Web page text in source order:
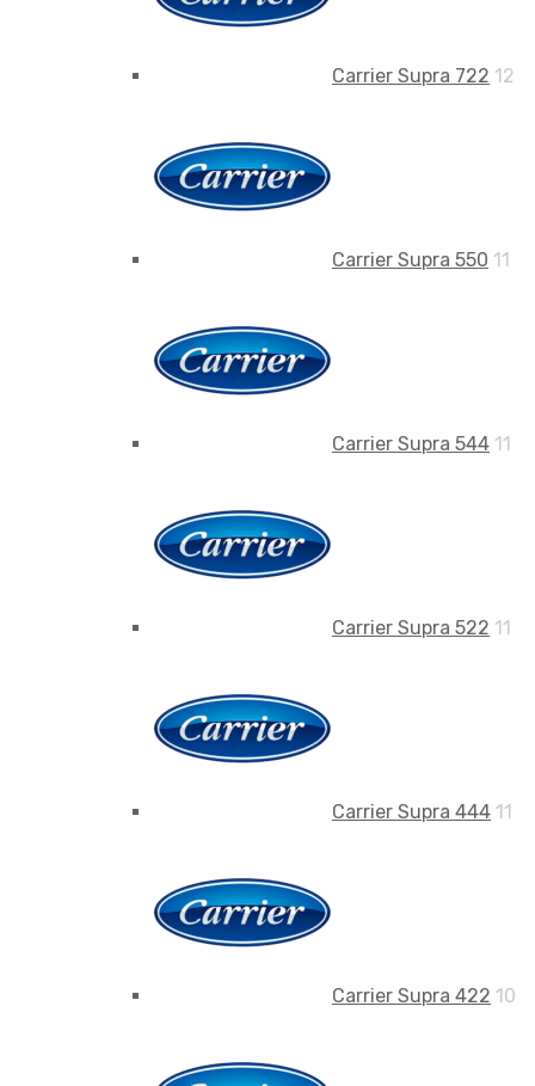
Carrier Supra 722 12
Carrier Supra 550 11
Carrier Supra 544 11
Carrier Supra 522 11
Carrier Supra 444 11
Carrier Supra 422 10